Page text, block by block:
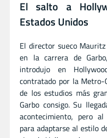
El salto a
Estados Unidos
El director sueco
en la carrera de
introdujo en
contratado por la Metro-
de los estudios más
Garbo consigo. Su
acontecimiento, pero
para adaptarse al estilo